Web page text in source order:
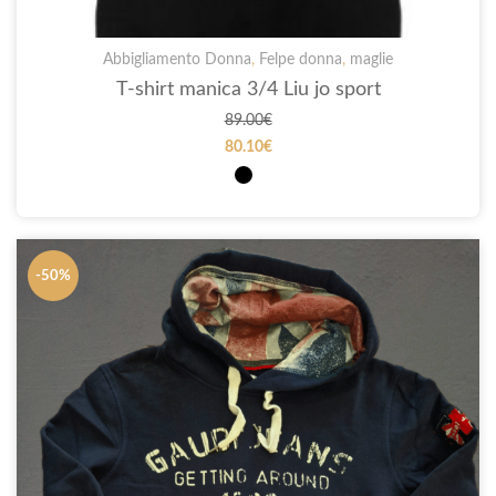
Abbigliamento Donna, Felpe donna, maglie
T-shirt manica 3/4 Liu jo sport
89.00€
80.10€
-50%